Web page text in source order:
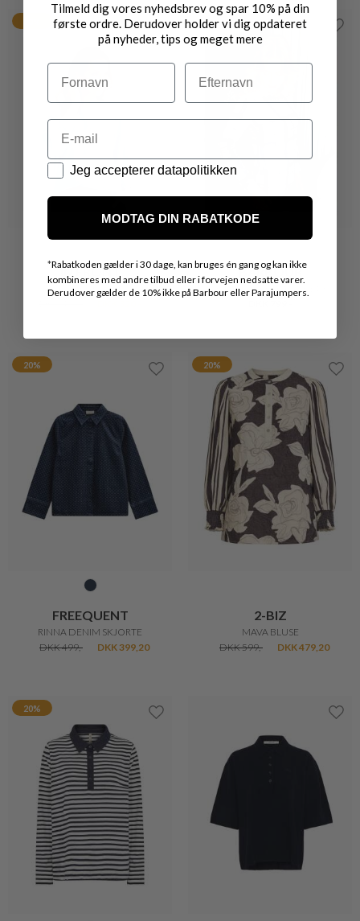
PULZ JEANS
ADOLA FEMININ BLUSE
PULZ JEANS
AURORA ROMANTISK SKJORTE
MISSONI
BOWLING BLUSE
DKK 6.500,-
DKK 3.900,-
20%
CLAIRE BLUSE
DKK 400,-
DKK 320,-
DKK 799,-
20% 20%
Tilmeld dig vores nyhedsbrev og spar 10% på din
første ordre. Derudover holder vi dig opdateret
på nyheder, tips og meget mere
Navn Efternavn
Email
Datapolitik
Jeg accepterer datapolitikken
MODTAG DIN RABATKODE
*Rabatkoden gælder i 30 dage, kan bruges én gang og kan ikke
kombineres med andre tilbud eller i forvejen nedsatte varer.
Derudover gælder de 10% ikke på Barbour eller Parajumpers.